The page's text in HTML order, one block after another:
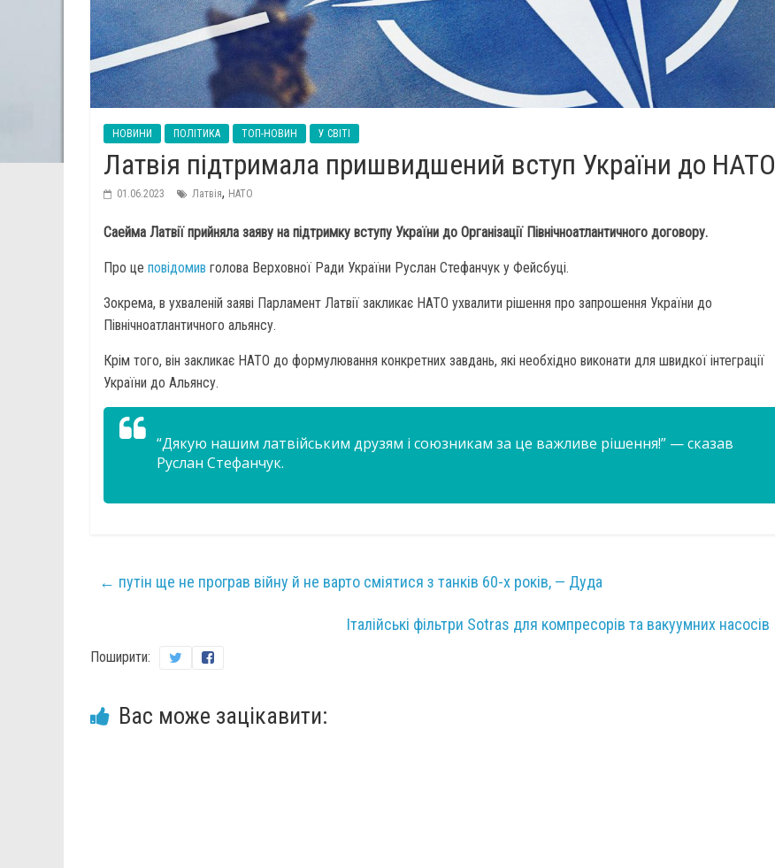
НОВИНИ ПОЛІТИКА ТОП-НОВИН У СВІТІ
Латвія підтримала пришвидшений вступ України до НАТО
01.06.2023 Латвія, НАТО
Саейма Латвії прийняла заяву на підтримку вступу України до Організації Північноатлантичного договору.
Про це повідомив голова Верховної Ради України Руслан Стефанчук у Фейсбуці.
Зокрема, в ухваленій заяві Парламент Латвії закликає НАТО ухвалити рішення про запрошення України до
Північноатлантичного альянсу.
Крім того, він закликає НАТО до формулювання конкретних завдань, які необхідно виконати для швидкої інтеграції
України до Альянсу.
“Дякую нашим латвійським друзям і союзникам за це важливе рішення!” — сказав
Руслан Стефанчук.
← путін ще не програв війну й не варто сміятися з танків 60-х років, — Дуда
Італійські фільтри Sotras для компресорів та вакуумних насосів
Поширити:
Вас може зацікавити: